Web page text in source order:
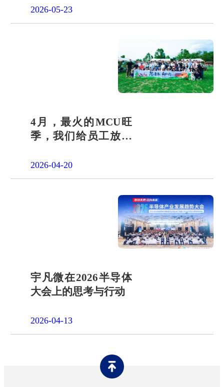
答卷
2026-05-23
4月，最火的MCU旺
季，我们给员工放了
2026-04-20
宇凡微在2026半导体
大会上的思考与行动
2026-04-13